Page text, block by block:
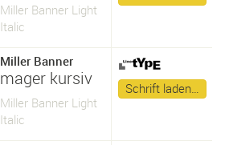
Miller Banner Light
Italic
Miller Banner
mager kursiv
Miller Banner Light
Italic
Schrift laden…